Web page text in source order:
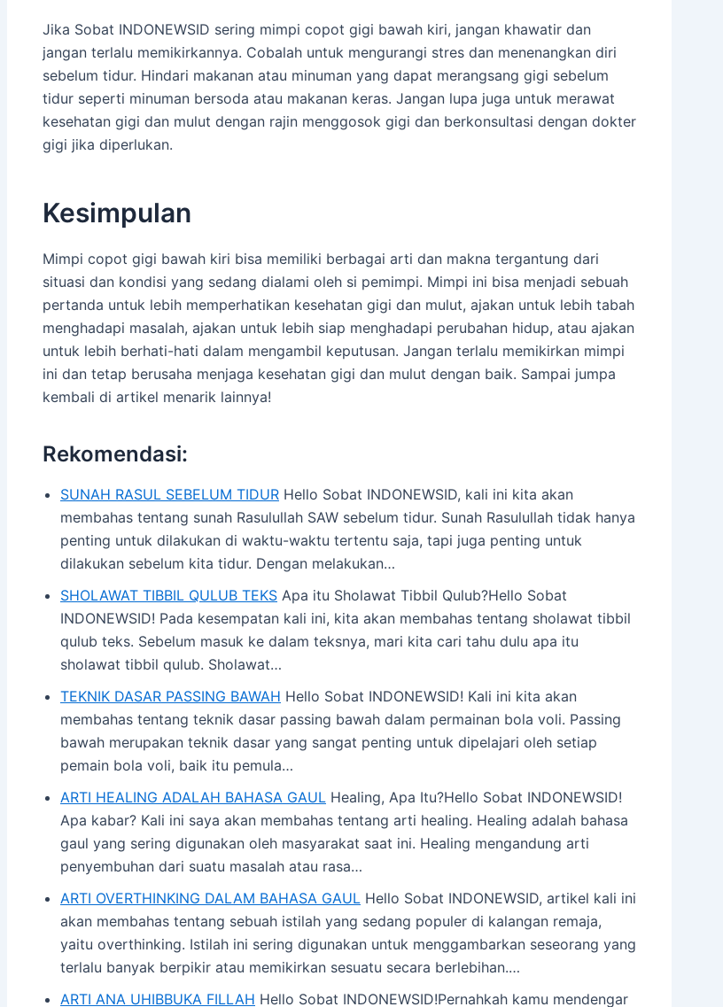
Jika Sobat INDONEWSID sering mimpi copot gigi bawah kiri, jangan khawatir dan
jangan terlalu memikirkannya. Cobalah untuk mengurangi stres dan menenangkan diri
sebelum tidur. Hindari makanan atau minuman yang dapat merangsang gigi sebelum
tidur seperti minuman bersoda atau makanan keras. Jangan lupa juga untuk merawat
kesehatan gigi dan mulut dengan rajin menggosok gigi dan berkonsultasi dengan dokter
gigi jika diperlukan.
Kesimpulan
Mimpi copot gigi bawah kiri bisa memiliki berbagai arti dan makna tergantung dari
situasi dan kondisi yang sedang dialami oleh si pemimpi. Mimpi ini bisa menjadi sebuah
pertanda untuk lebih memperhatikan kesehatan gigi dan mulut, ajakan untuk lebih tabah
menghadapi masalah, ajakan untuk lebih siap menghadapi perubahan hidup, atau ajakan
untuk lebih berhati-hati dalam mengambil keputusan. Jangan terlalu memikirkan mimpi
ini dan tetap berusaha menjaga kesehatan gigi dan mulut dengan baik. Sampai jumpa
kembali di artikel menarik lainnya!
Rekomendasi:
SUNAH RASUL SEBELUM TIDUR Hello Sobat INDONEWSID, kali ini kita akan
membahas tentang sunah Rasulullah SAW sebelum tidur. Sunah Rasulullah tidak hanya
penting untuk dilakukan di waktu-waktu tertentu saja, tapi juga penting untuk
dilakukan sebelum kita tidur. Dengan melakukan…
SHOLAWAT TIBBIL QULUB TEKS Apa itu Sholawat Tibbil Qulub?Hello Sobat
INDONEWSID! Pada kesempatan kali ini, kita akan membahas tentang sholawat tibbil
qulub teks. Sebelum masuk ke dalam teksnya, mari kita cari tahu dulu apa itu
sholawat tibbil qulub. Sholawat…
TEKNIK DASAR PASSING BAWAH Hello Sobat INDONEWSID! Kali ini kita akan
membahas tentang teknik dasar passing bawah dalam permainan bola voli. Passing
bawah merupakan teknik dasar yang sangat penting untuk dipelajari oleh setiap
pemain bola voli, baik itu pemula…
ARTI HEALING ADALAH BAHASA GAUL Healing, Apa Itu?Hello Sobat INDONEWSID!
Apa kabar? Kali ini saya akan membahas tentang arti healing. Healing adalah bahasa
gaul yang sering digunakan oleh masyarakat saat ini. Healing mengandung arti
penyembuhan dari suatu masalah atau rasa…
ARTI OVERTHINKING DALAM BAHASA GAUL Hello Sobat INDONEWSID, artikel kali ini
akan membahas tentang sebuah istilah yang sedang populer di kalangan remaja,
yaitu overthinking. Istilah ini sering digunakan untuk menggambarkan seseorang yang
terlalu banyak berpikir atau memikirkan sesuatu secara berlebihan.…
ARTI ANA UHIBBUKA FILLAH Hello Sobat INDONEWSID!Pernahkah kamu mendengar